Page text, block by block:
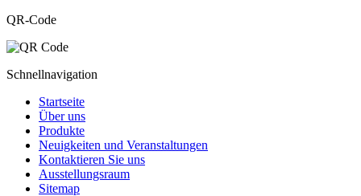
QR-Code
Schnellnavigation
Startseite
Über uns
Produkte
Neuigkeiten und Veranstaltungen
Kontaktieren Sie uns
Ausstellungsraum
Sitemap